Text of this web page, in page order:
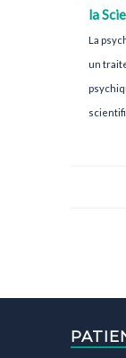
la
La
un